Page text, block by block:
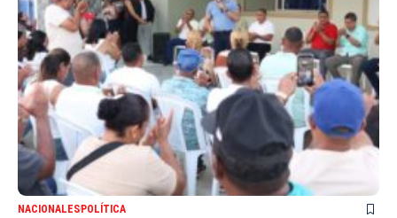
NACIONALESPOLÍTICA